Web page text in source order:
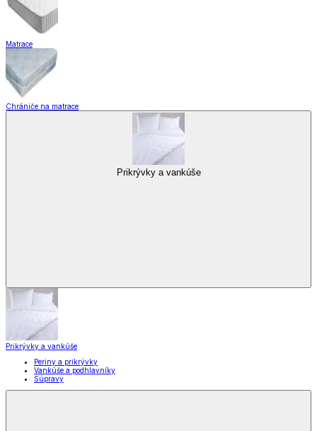
Matrace
Chrániče na matrace
Prikrývky a vankúše
Prikrývky a vankúše
Periny a prikrývky
Vankúše a podhlavníky
Súpravy